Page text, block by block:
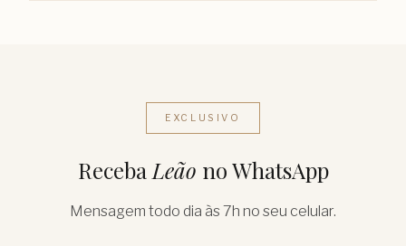
EXCLUSIVO
Receba Leão no WhatsApp
Mensagem todo dia às 7h no seu celular.